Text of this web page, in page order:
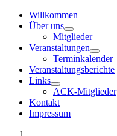
Willkommen
Über uns
Mitglieder
Veranstaltungen
Terminkalender
Veranstaltungsberichte
Links
ACK-Mitglieder
Kontakt
Impressum